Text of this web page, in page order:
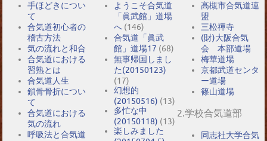
手ほどきについ
て
合気道初心者の
稽古方法
気の流れと和合
合気道における
習熟とは
合気道人生
鎖骨骨折につい
て
合気道における
気の流れ
呼吸法と合気道
ようこそ合気道
「眞武館」道場
へ (146)
合気道「眞武
館」道場17 (68)
無事帰国しまし
た(20150123)
(17)
幻想的
(20150516) (13)
多忙な中
(20150118) (13)
楽しみました
高槻市合気道連
盟
三松禪寺
(財)大阪合気
会 本部道場
梅華道場
京都武道センタ
ー道場
篠山道場
2.学校合気道部
同志社大学合気